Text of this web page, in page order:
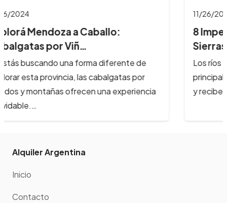
11/26/2024
8 Imperdibles balnearios en las
Sierras de Có…
Los ríos y arroyos de Córdoba son los
principales atractivos turísticos de la provincia
y reciben cada año, cientos de…
Alquiler Argentina
Inicio
Contacto